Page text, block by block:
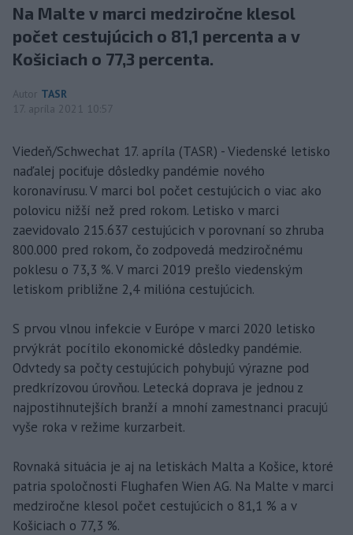
Na Malte v marci medziročne klesol
počet cestujúcich o 81,1 percenta a v
Košiciach o 77,3 percenta.
Autor TASR
17. apríla 2021 10:57
Viedeň/Schwechat 17. apríla (TASR) - Viedenské letisko
naďalej pociťuje dôsledky pandémie nového
koronavírusu. V marci bol počet cestujúcich o viac ako
polovicu nižší než pred rokom. Letisko v marci
zaevidovalo 215.637 cestujúcich v porovnaní so zhruba
800.000 pred rokom, čo zodpovedá medziročnému
poklesu o 73,3 %. V marci 2019 prešlo viedenským
letiskom približne 2,4 milióna cestujúcich.
S prvou vlnou infekcie v Európe v marci 2020 letisko
prvýkrát pocítilo ekonomické dôsledky pandémie.
Odvtedy sa počty cestujúcich pohybujú výrazne pod
predkrízovou úrovňou. Letecká doprava je jednou z
najpostihnutejších branží a mnohí zamestnanci pracujú
vyše roka v režime kurzarbeit.
Rovnaká situácia je aj na letiskách Malta a Košice, ktoré
patria spoločnosti Flughafen Wien AG. Na Malte v marci
medziročne klesol počet cestujúcich o 81,1 % a v
Košiciach o 77,3 %.